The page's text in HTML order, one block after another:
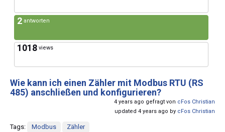
2 antworten
1018 views
Wie kann ich einen Zähler mit Modbus RTU (RS
485) anschließen und konfigurieren?
4 years ago gefragt von cFos Christian
updated 4 years ago by cFos Christian
Tags: Modbus
Zähler